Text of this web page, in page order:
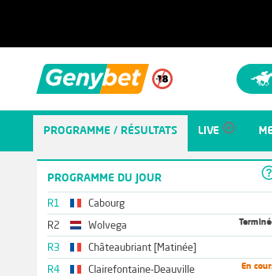
PROGRAMME / RÉSULTATS LIVE
PROGRAMME DU JOUR
R1 Cabourg
R2 Wolvega
R3 Châteaubriant [Matinée]
R4 Clairefontaine-Deauville En